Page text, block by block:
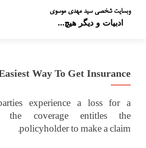
وبسایت شخصی سید مهدی موسوی
ادبیات و دیگر هیچ…
Way To Get Insurance
experience a loss for a
the coverage entitles the
policyholder to make a claim.